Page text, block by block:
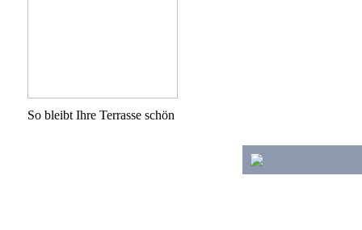
So bleibt Ihre Terrasse schön